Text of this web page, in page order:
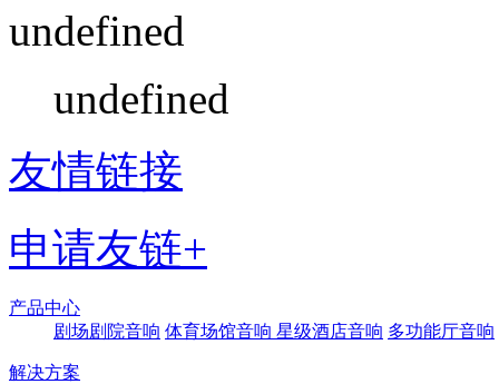
undefined
undefined
友情链接
申请友链+
产品中心
剧场剧院音响 体育场馆音响 星级酒店音响 多功能厅音响
解决方案